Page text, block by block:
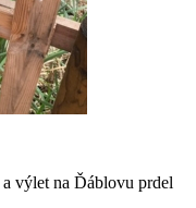
a výlet na Ďáblovu prdel